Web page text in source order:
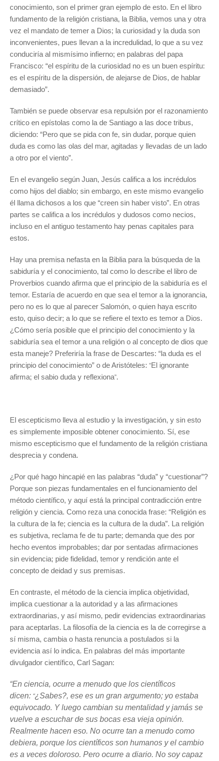
conocimiento, son el primer gran ejemplo de esto. En el libro
fundamento de la religión cristiana, la Biblia, vemos una y otra
vez el mandato de temer a Dios; la curiosidad y la duda son
inconvenientes, pues llevan a la incredulidad, lo que a su vez
conduciría al mismísimo infierno; en palabras del papa
Francisco: “el espíritu de la curiosidad no es un buen espíritu:
es el espíritu de la dispersión, de alejarse de Dios, de hablar
demasiado”.
También se puede observar esa repulsión por el razonamiento
crítico en epístolas como la de Santiago a las doce tribus,
diciendo: “Pero que se pida con fe, sin dudar, porque quien
duda es como las olas del mar, agitadas y llevadas de un lado
a otro por el viento”.
En el evangelio según Juan, Jesús califica a los incrédulos
como hijos del diablo; sin embargo, en este mismo evangelio
él llama dichosos a los que “creen sin haber visto”. En otras
partes se califica a los incrédulos y dudosos como necios,
incluso en el antiguo testamento hay penas capitales para
estos.
Hay una premisa nefasta en la Biblia para la búsqueda de la
sabiduría y el conocimiento, tal como lo describe el libro de
Proverbios cuando afirma que el principio de la sabiduría es el
temor. Estaría de acuerdo en que sea el temor a la ignorancia,
pero no es lo que al parecer Salomón, o quien haya escrito
esto, quiso decir; a lo que se refiere el texto es temor a Dios.
¿Cómo sería posible que el principio del conocimiento y la
sabiduría sea el temor a una religión o al concepto de dios que
esta maneje? Preferiría la frase de Descartes: “la duda es el
principio del conocimiento” o de Aristóteles: “El ignorante
afirma; el sabio duda y reflexiona”.
El escepticismo lleva al estudio y la investigación, y sin esto
es simplemente imposible obtener conocimiento. Sí, ese
mismo escepticismo que el fundamento de la religión cristiana
desprecia y condena.
¿Por qué hago hincapié en las palabras “duda” y “cuestionar”?
Porque son piezas fundamentales en el funcionamiento del
método científico, y aquí está la principal contradicción entre
religión y ciencia. Como reza una conocida frase: “Religión es
la cultura de la fe; ciencia es la cultura de la duda”. La religión
es subjetiva, reclama fe de tu parte; demanda que des por
hecho eventos improbables; dar por sentadas afirmaciones
sin evidencia; pide fidelidad, temor y rendición ante el
concepto de deidad y sus premisas.
En contraste, el método de la ciencia implica objetividad,
implica cuestionar a la autoridad y a las afirmaciones
extraordinarias, y así mismo, pedir evidencias extraordinarias
para aceptarlas. La filosofía de la ciencia es la de corregirse a
sí misma, cambia o hasta renuncia a postulados si la
evidencia así lo indica. En palabras del más importante
divulgador científico, Carl Sagan:
“En ciencia, ocurre a menudo que los científicos
dicen: “¿Sabes?, ese es un gran argumento; yo estaba
equivocado. Y luego cambian su mentalidad y jamás se
vuelve a escuchar de sus bocas esa vieja opinión.
Realmente hacen eso. No ocurre tan a menudo como
debiera, porque los científicos son humanos y el cambio
es a veces doloroso. Pero ocurre a diario. No soy capaz